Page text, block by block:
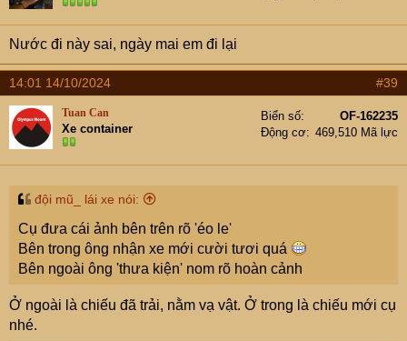
Nước đi này sai, ngày mai em đi lại
14:01 14/10/2024 #39
Tuan Can
Xe container
Biển số
OF-162235
Động cơ
469,510 Mã lực
đội mũ_ lái xe nói:
Cụ đưa cái ảnh bên trên rõ 'éo le'
Bên trong ông nhận xe mới cười tươi quá
Bên ngoài ông 'thưa kiện' nom rõ hoàn cảnh
Ở ngoài là chiếu đã trải, nằm vạ vật. Ở trong là chiếu mới cụ
nhé.